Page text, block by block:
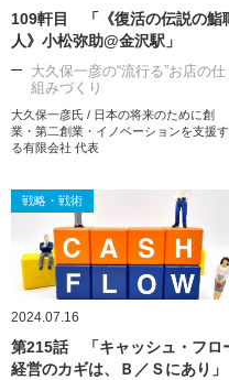
109軒目 「《復活の伝説の鮨
人》小松弥助@金沢駅」
大久保一彦の“流行る”お店の仕
組みづくり
大久保一彦氏 / 日本の将来のために創
業・第二創業・イノベーションを支援す
る有限会社 代表
戦略・戦術
2024.07.16
第215話 「キャッシュ・フロ
経営のカギは、Ｂ／Ｓにあり」